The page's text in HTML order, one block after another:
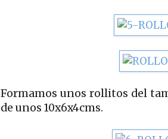
Formamos unos rollitos del
de unos 10x6x4cms.